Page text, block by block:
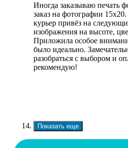
Иногда заказываю печать
заказ на фотографии
курьер привёз на
изображения на высоте,
Приложила особое
было идеально.
разобраться с выбором и
рекомендую!
Показать еще